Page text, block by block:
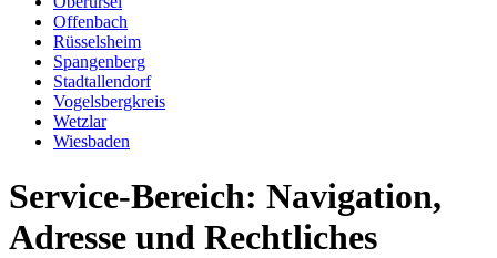
Offenbach
Rüsselsheim
Spangenberg
Stadtallendorf
Vogelsbergkreis
Wetzlar
Wiesbaden
Service-Bereich: Navigation,
Adresse und Rechtliches